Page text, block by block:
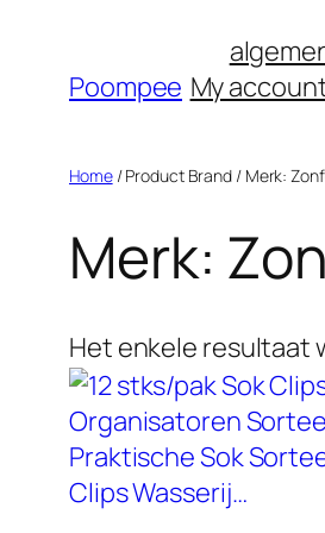
Poompee My
Home/ Product Brand / Merk:
Merk:
Het enkele resultaat